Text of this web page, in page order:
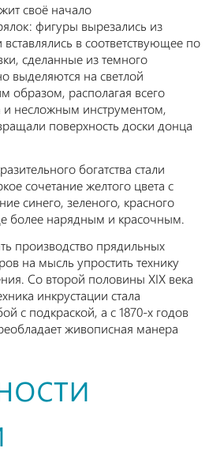
своё начало
фигуры вырезались из
в соответствующее по
сделанные из темного
выделяются на светлой
образом, располагая всего
и несложным инструментом,
поверхность доски донца
богатства стали
сочетание желтого цвета с
синего, зеленого, красного
более нарядным и красочным.
производство прядильных
на мысль упростить технику
Со второй половины XIX века
инкрустации стала
с подкраской, а с 1870-х годов
живописная манера